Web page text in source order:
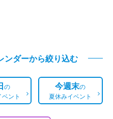
ンダーから絞り込む
の
ント
今週末の
夏休みイベント